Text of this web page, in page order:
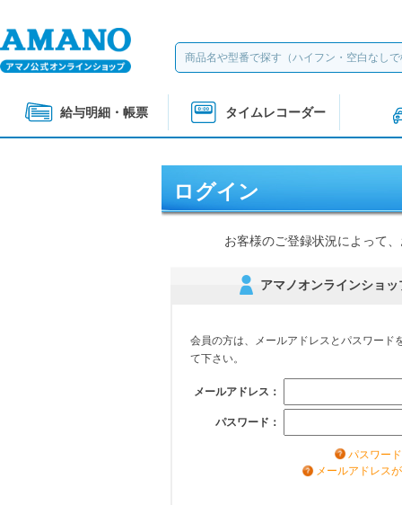
給与明細・帳票 タイムレコーダー
ログイン
お客様のご登録状況によって
アマノオンラインショッ
会員の方は、メールアドレスとパスワード
て下さい。
メールアドレス：
パスワード：
パスワー
メールアドレス